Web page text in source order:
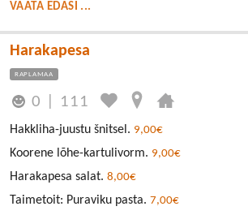
VAATA EDASI ...
Harakapesa
RAPLAMAA
0 111
Hakkliha-juustu šnitsel. 9,00€
Koorene lõhe-kartulivorm. 9,00€
Harakapesa salat. 8,00€
Taimetoit: Puraviku pasta. 7,00€